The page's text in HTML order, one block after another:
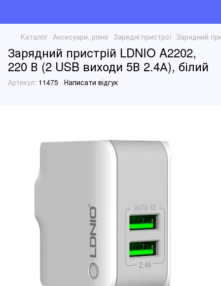
Каталог Аксесуари, різне Зарядні пристрої Зарядний
Зарядний пристрій LDNIO A2202,
220 В (2 USB виходи 5В 2.4А), білий
Артикул: 11475 Написати відгук